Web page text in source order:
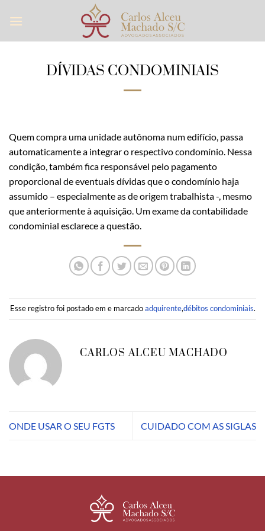
DÍVIDAS CONDOMINIAIS
Quem compra uma unidade autônoma num edifício, passa
automaticamente a integrar o respectivo condomínio. Nessa
condição, também fica responsável pelo pagamento
proporcional de eventuais dívidas que o condomínio haja
assumido – especialmente as de origem trabalhista -, mesmo
que anteriormente à aquisição. Um exame da contabilidade
condominial esclarece a questão.
Esse registro foi postado em e marcadoadquirente,débitos condominiais.
CARLOS ALCEU MACHADO
ONDE USAR O SEU FGTS CUIDADO COM AS SIGLAS